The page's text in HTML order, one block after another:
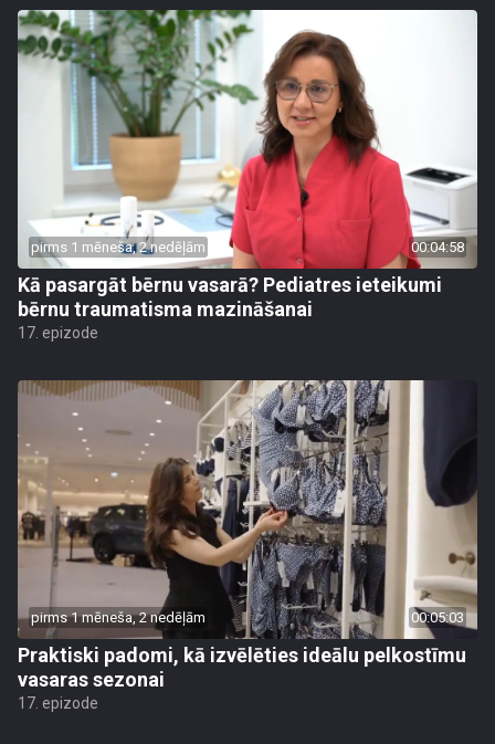
pirms 1 mēneša, 2 nedēļām 00:04:58
Kā pasargāt bērnu vasarā? Pediatres ieteikumi
bērnu traumatisma mazināšanai
17. epizode
pirms 1 mēneša, 2 nedēļām 00:05:03
Praktiski padomi, kā izvēlēties ideālu pelkostīmu
vasaras sezonai
17. epizode